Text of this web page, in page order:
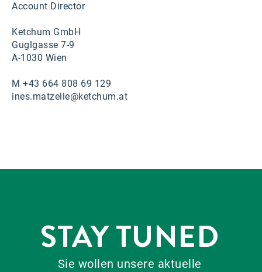
Account Director
Ketchum GmbH
Guglgasse 7-9
A-1030 Wien
M +43 664 808 69 129
ines.matzelle@ketchum.at
STAY TUNED
Sie wollen unsere aktuelle